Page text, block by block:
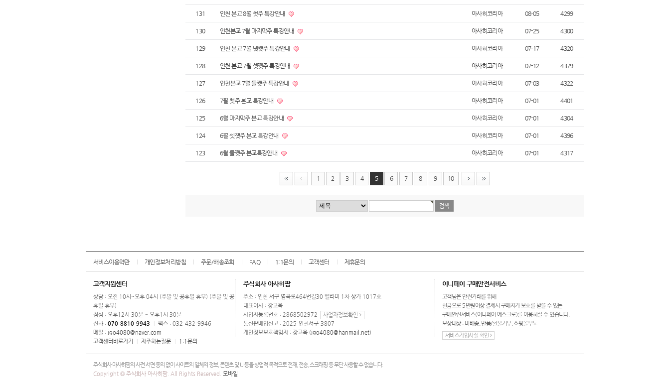
131 인천 본교 8월 첫주 특강안내 아사히코리아 08-05 4299
130 인천본교 7월 마지막주 특강안내 아사히코리아 07-25 4300
129 인천 본교 7월 넷쨋주 특강안내 아사히코리아 07-17 4320
128 인천 본교 7월 셋쨋주 특강안내 아사히코리아 07-12 4379
127 인천본교 7월 둘쨋주 특강안내 아사히코리아 07-03 4322
126 7월 첫주 본교 특강안내 아사히코리아 07-01 4401
125 6월 마지막주 본교 특강안내 아사히코리아 07-01 4304
124 6월 셋잿주 본교 특강안내 아사히코리아 07-01 4396
123 6월 둘쨋주 본교특강안내 아사히코리아 07-01 4317
1 2 3 4 5 6 7 8 9 10
서비스이용약관 개인정보처리방침 주문/배송조회 FAQ 1:1문의 고객센터 제휴문의
고객지원센터
상담 : 오전 10시~오후 04시 (주말 및 공휴일 휴무) (주말 및 공
휴일 휴무)
점심 : 오후12시 30분 ~ 오후1시 30분
전화 : 070-8810-9943
팩스 : 032-432-9946
메일 : jgo4080@naver.com
고객센터바로가기
자주하는질문 1:1문의
주식회사 아사히팜
주소 : 인천 서구 염곡로464번길30 벨라미 1차 상가 1017호
대표이사 : 장고옥
사업자등록번호 : 2868502972
사업자정보확인
통신판매업신고 : 2025-인천서구-3807
개인정보보호책임자 : 장고옥 (jgo4080@hanmail.net)
이니페이 구매안전서비스
고객님은 안전거래를 위해
현금으로 5만원이상 결제시 구매자가 보호를 받을 수 있는
구매안전서비스(이니페이 에스크로)를 이용하실 수 있습니다.
보상대상 : 미배송, 반품/환불거부, 쇼핑몰부도
서비스가입사실 확인
주식회사 아사히팜의 사전 서면 동의 없이 사이트의 일체의 정보, 콘텐츠 및 UI등을 상업적 목적으로 전재, 전송, 스크래핑 등 무단 사용할 수 없습니다.
Copyright © 주식회사 아사히팜. All Rights Reserved. 모바일